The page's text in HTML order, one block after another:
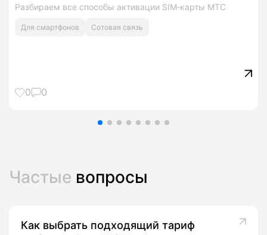
Разбираем все способы активации SIM‑карты МТС
Для смартфонов Сотовая связь
0 0
Частые вопросы
Как выбрать подходящий тариф